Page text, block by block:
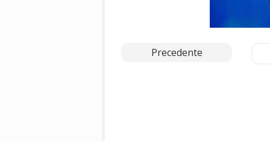
Precedente